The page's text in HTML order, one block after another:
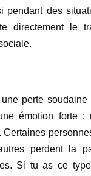
pendant des
directement le
perte
émotion forte :
Certaines
perdent la
Si tu as ce